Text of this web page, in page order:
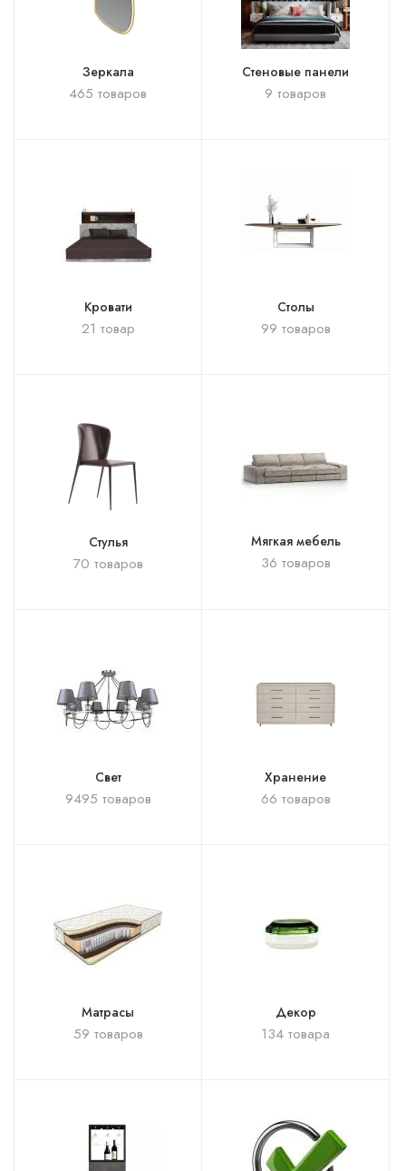
Зеркала
465 товаров
Стеновые панели
9 товаров
Кровати
21 товар
Столы
99 товаров
Стулья
70 товаров
Мягкая мебель
36 товаров
Свет
9495 товаров
Хранение
66 товаров
Матрасы
59 товаров
Декор
134 товара